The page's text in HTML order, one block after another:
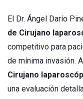
El Dr. Ángel Darío
de Cirujano
competitivo para
de mínima invasión.
Cirujano
una evaluación